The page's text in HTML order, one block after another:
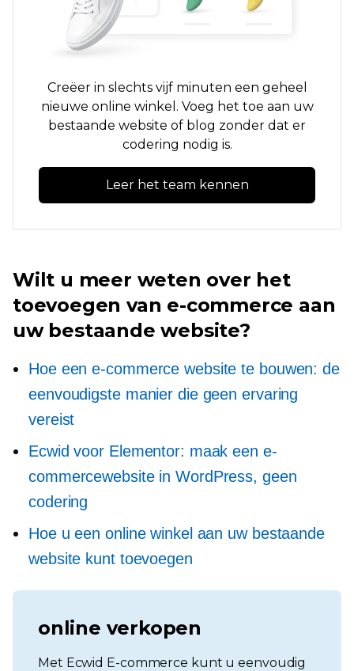
Creëer in slechts vijf minuten een geheel
nieuwe online winkel. Voeg het toe aan uw
bestaande website of blog zonder dat er
codering nodig is.
Leer het team kennen
Wilt u meer weten over het
toevoegen van e-commerce aan
uw bestaande website?
Hoe een e-commerce website te bouwen: de
eenvoudigste manier die geen ervaring
vereist
Ecwid voor Elementor: maak een e-
commercewebsite in WordPress, geen
codering
Hoe u een online winkel aan uw bestaande
website kunt toevoegen
online verkopen
Met Ecwid E-commerce kunt u eenvoudig